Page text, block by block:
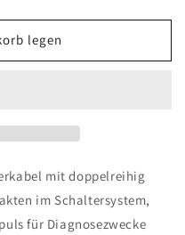
legen
mit doppelreihig
im Schaltersystem,
für Diagnosezwecke